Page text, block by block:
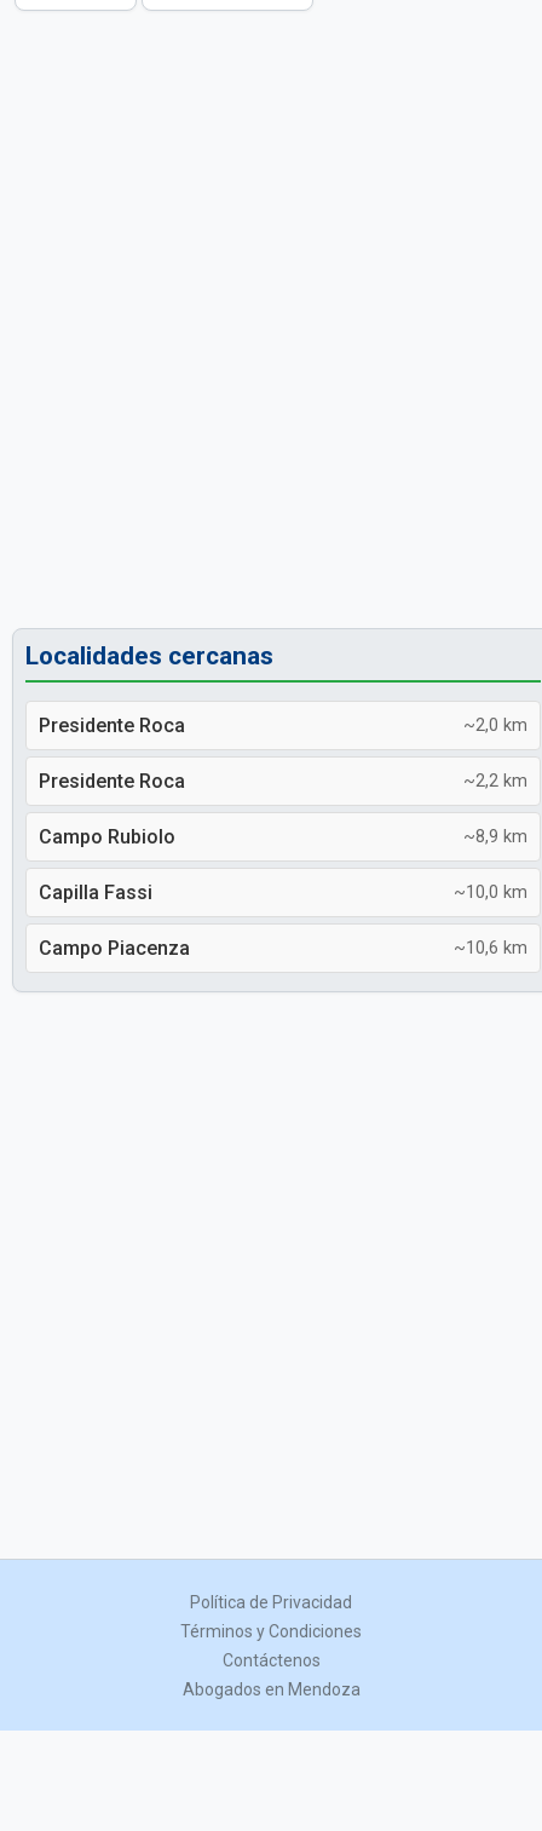
Localidades cercanas
Presidente Roca ~2,0 km
Presidente Roca ~2,2 km
Campo Rubiolo ~8,9 km
Capilla Fassi ~10,0 km
Campo Piacenza ~10,6 km
Política de Privacidad
Términos y Condiciones
Contáctenos
Abogados en Mendoza